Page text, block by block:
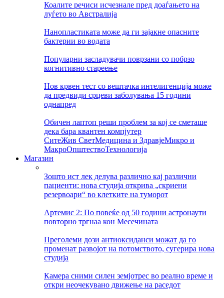
Коалите речиси исчезнале пред доаѓањето на
луѓето во Австралија
Нанопластиката може да ги зајакне опасните
бактерии во водата
Популарни засладувачи поврзани со побрзо
когнитивно стареење
Нов крвен тест со вештачка интелигенција може
да предвиди срцеви заболувања 15 години
однапред
Обичен лаптоп реши проблем за кој се сметаше
дека бара квантен компјутер
СитеЖив СветМедицина и ЗдравјеМикро и
МакроОпштествоТехнологија
Магазин
Зошто ист лек делува различно кај различни
пациенти: нова студија открива „скриени
резервоари“ во клетките на туморот
Артемис 2: По повеќе од 50 години астронаути
повторно тргнаа кон Месечината
Преголеми дози антиоксиданси можат да го
променат развојот на потомството, сугерира нова
студија
Камера сними силен земјотрес во реално време и
откри неочекувано движење на раседот